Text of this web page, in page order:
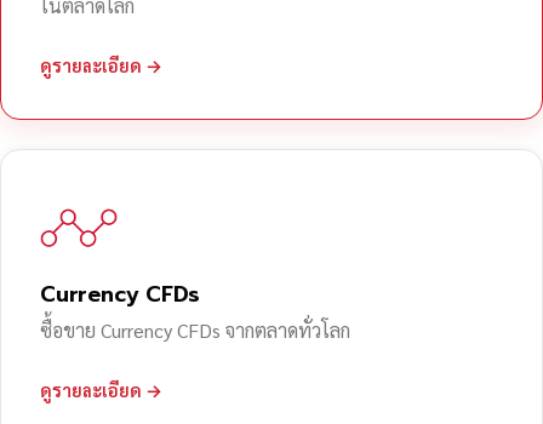
ในตลาดโลก
ดูรายละเอียด →
Currency CFDs
ซื้อขาย Currency CFDs จากตลาดทั่วโลก
ดูรายละเอียด →